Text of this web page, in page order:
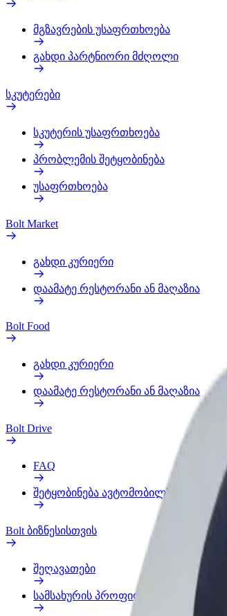
მგზავრების უსაფრთხოება
გახდი პარტნიორი მძღოლი
სკუტერები
სკუტერის უსაფრთხოება
პრობლემის შეტყობინება
უსაფრთხოება
Bolt Market
გახდი კურიერი
დაამატე რესტორანი ან მაღაზია
Bolt Food
გახდი კურიერი
დაამატე რესტორანი ან მაღაზია
Bolt Drive
FAQ
შეტყობინება ავტომობილზე
Bolt ბიზნესისთვის
შეღავათები
სამსახურის პროფილი